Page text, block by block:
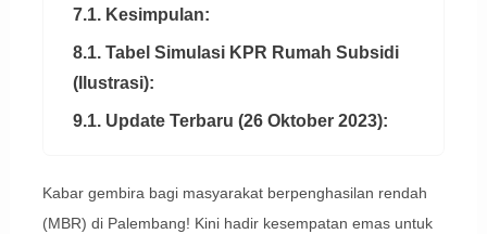
7.1. Kesimpulan:
8.1. Tabel Simulasi KPR Rumah Subsidi
(Ilustrasi):
9.1. Update Terbaru (26 Oktober 2023):
Kabar gembira bagi masyarakat berpenghasilan rendah
(MBR) di Palembang! Kini hadir kesempatan emas untuk